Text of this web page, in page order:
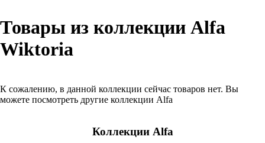
Товары из коллекции Alfa
Wiktoria
К сожалению, в данной коллекции сейчас товаров нет. Вы
можете посмотреть другие коллекции Alfa
Коллекции Alfa